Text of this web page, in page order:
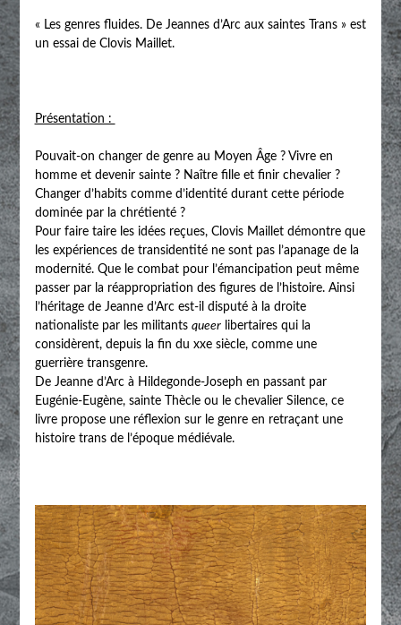
« Les genres fluides. De Jeannes d’Arc aux saintes Trans » est
un essai de Clovis Maillet.
Présentation :
Pouvait-on changer de genre au Moyen Âge ? Vivre en
homme et devenir sainte ? Naître fille et finir chevalier ?
Changer d’habits comme d’identité durant cette période
dominée par la chrétienté ?
Pour faire taire les idées reçues, Clovis Maillet démontre que
les expériences de transidentité ne sont pas l’apanage de la
modernité. Que le combat pour l’émancipation peut même
passer par la réappropriation des figures de l’histoire. Ainsi
l’héritage de Jeanne d’Arc est-il disputé à la droite
nationaliste par les militants queerlibertaires qui la
considèrent, depuis la fin du xxe siècle, comme une
guerrière transgenre.
De Jeanne d’Arc à Hildegonde-Joseph en passant par
Eugénie-Eugène, sainte Thècle ou le chevalier Silence, ce
livre propose une réflexion sur le genre en retraçant une
histoire trans de l’époque médiévale.